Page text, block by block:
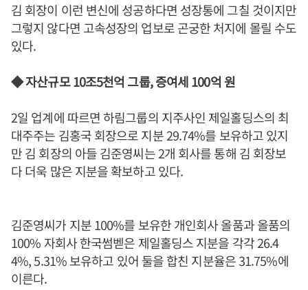
김 회장이 이런 변신에 성공하다면 성장통에 그칠 것이지만
그렇지 않다면 고속성장의 업보로 곤궁한 처지에 몰릴 수도
있다.
◆ 자산규모 10조5천억 그룹, 증여세 100억 원
2일 업계에 따르면 하림그룹의 지주사인 제일홀딩스의 최
대주주는 김홍국 회장으로 지분 29.74%를 보유하고 있지
만 김 회장의 아들 김준영씨는 2개 회사를 통해 김 회장보
다 더욱 많은 지분을 확보하고 있다.
김준영씨가 지분 100%를 보유한 개인회사 올품과 올품의
100% 자회사 한국썸벧은 제일홀딩스 지분을 각각 26.4
4%, 5.31% 보유하고 있어 둘을 합친 지분율은 31.75%에
이른다.